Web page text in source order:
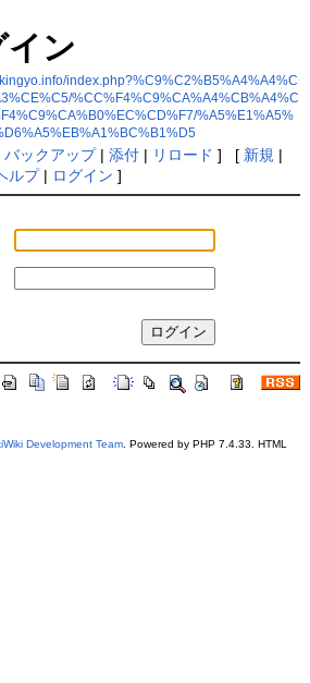
イン
index.php?%C9%C2%B5%A4%A4%C
%CC%F4%C9%CA%A4%CB%A4%C
%A5%E1%A5%
バックアップ| 添付| リロード ] [ 新規 |
ルプ| ログイン ]
Development Team. Powered by PHP 7.4.33. HTML